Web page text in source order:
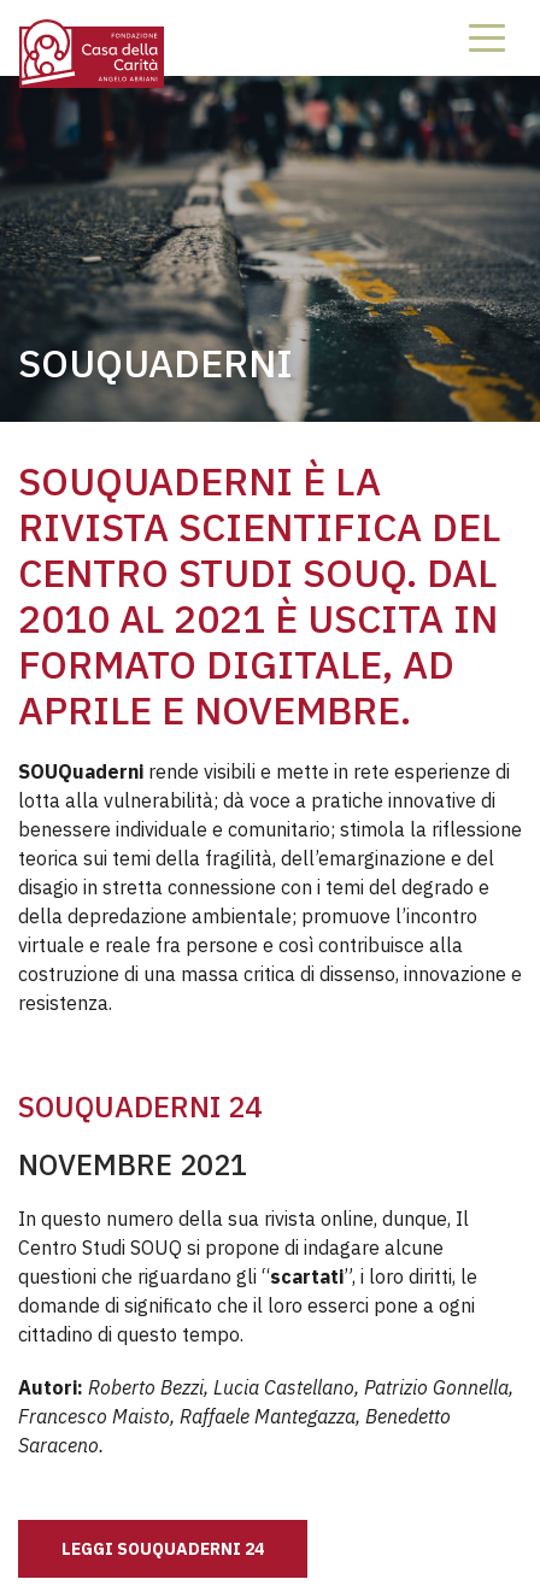
SOUQUADERNI
SOUQUADERNI È LA
RIVISTA SCIENTIFICA DEL
CENTRO STUDI SOUQ. DAL
2010 AL 2021 È USCITA IN
FORMATO DIGITALE, AD
APRILE E NOVEMBRE.
SOUQuaderni rende visibili e mette in rete esperienze di
lotta alla vulnerabilità; dà voce a pratiche innovative di
benessere individuale e comunitario; stimola la riflessione
teorica sui temi della fragilità, dell’emarginazione e del
disagio in stretta connessione con i temi del degrado e
della depredazione ambientale; promuove l’incontro
virtuale e reale fra persone e così contribuisce alla
costruzione di una massa critica di dissenso, innovazione e
resistenza.
SOUQUADERNI 24
NOVEMBRE 2021
In questo numero della sua rivista online, dunque, Il
Centro Studi SOUQ si propone di indagare alcune
questioni che riguardano gli “scartati”, i loro diritti, le
domande di significato che il loro esserci pone a ogni
cittadino di questo tempo.
Autori: Roberto Bezzi, Lucia Castellano, Patrizio Gonnella,
Francesco Maisto, Raffaele Mantegazza, Benedetto
Saraceno.
LEGGI SOUQUADERNI 24